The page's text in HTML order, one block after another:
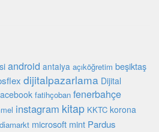
android antalya açıköğretim beşiktaş
dijitalpazarlama Dijital
fatihçoban fenerbahçe
instagram kitap KKTC korona
microsoft mint Pardus